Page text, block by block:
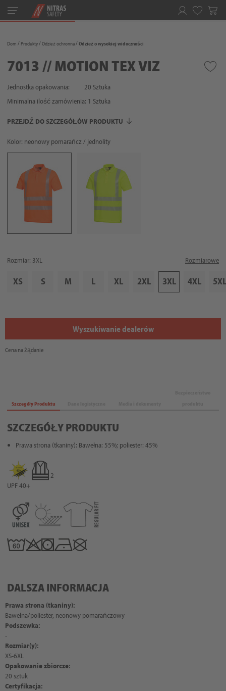
Toggle
navigation
Dom Produkty Odzież ochronna Odzież o wysokiej widoczności
7013 // MOTION TEX VIZ
Jednostka opakowania:
20 Sztuka
Minimalna ilość zamówienia: 1 Sztuka
PRZEJDŹ DO SZCZEGÓŁÓW PRODUKTU
Kolor: neonowy pomarańcz / jednolity
Rozmiar: 3XL Rozmiarowe
XS S M L XL 2XL 3XL 4XL 5XL
Wyszukiwanie dealerów
Cena na żądanie
Szczegóły Produktu
SZCZEGÓŁY PRODUKTU
Prawa strona (tkaniny): Bawełna: 55%; poliester: 45%
UPF 40+
2
DALSZA INFORMACJA
Prawa strona (tkaniny):
Bawełna/poliester, neonowy pomarańczowy
Podszewka:
-
Rozmiar(y):
XS-6XL
Opakowanie zbiorcze:
20 sztuk
Certyfikacja: